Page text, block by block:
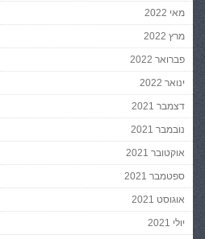
מאי 2022
מרץ 2022
פברואר 2022
ינואר 2022
דצמבר 2021
נובמבר 2021
אוקטובר 2021
ספטמבר 2021
אוגוסט 2021
יולי 2021